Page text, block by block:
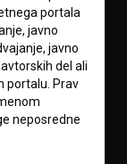
portala
javno
javno
del ali
portalu. Prav
neposredne